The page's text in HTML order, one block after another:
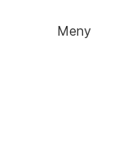
Meny